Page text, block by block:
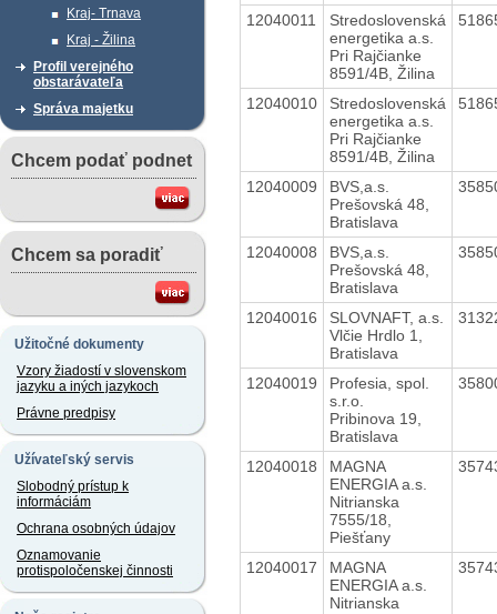
Kraj- Trnava
Kraj - Žilina
Profil verejného
obstarávateľa
Správa majetku
Chcem podať podnet
Chcem sa poradiť
Užitočné dokumenty
Vzory žiadostí v slovenskom
jazyku a iných jazykoch
Právne predpisy
Užívateľský servis
Slobodný prístup k
informáciám
Ochrana osobných údajov
Oznamovanie
protispoločenskej činnosti
12040011
Stredoslovenská
energetika a.s.
Pri Rajčianke
8591/4B, Žilina
12040010
Stredoslovenská
energetika a.s.
Pri Rajčianke
8591/4B, Žilina
12040009
BVS,a.s.
Prešovská 48,
Bratislava
12040008
BVS,a.s.
Prešovská 48,
Bratislava
12040016
SLOVNAFT, a.s.
Vlčie Hrdlo 1,
Bratislava
12040019
Profesia, spol.
s.r.o.
Pribinova 19,
Bratislava
12040018
MAGNA
ENERGIA a.s.
Nitrianska
7555/18,
Piešťany
12040017
MAGNA
ENERGIA a.s.
Nitrianska